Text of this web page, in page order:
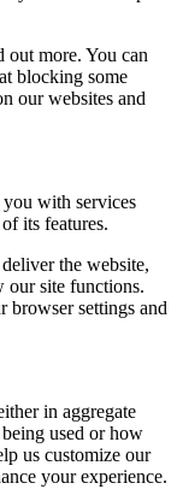
more. You can
blocking some
our websites and
you with services
its features.
the website,
our site functions.
browser settings and
in aggregate
used or how
us customize our
your experience.